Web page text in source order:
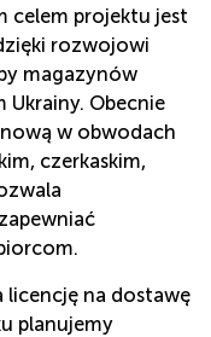
celem projektu jest
rozwojowi
magazynów
Obecnie
w obwodach
czerkaskim,
licencję na dostawę
planujemy